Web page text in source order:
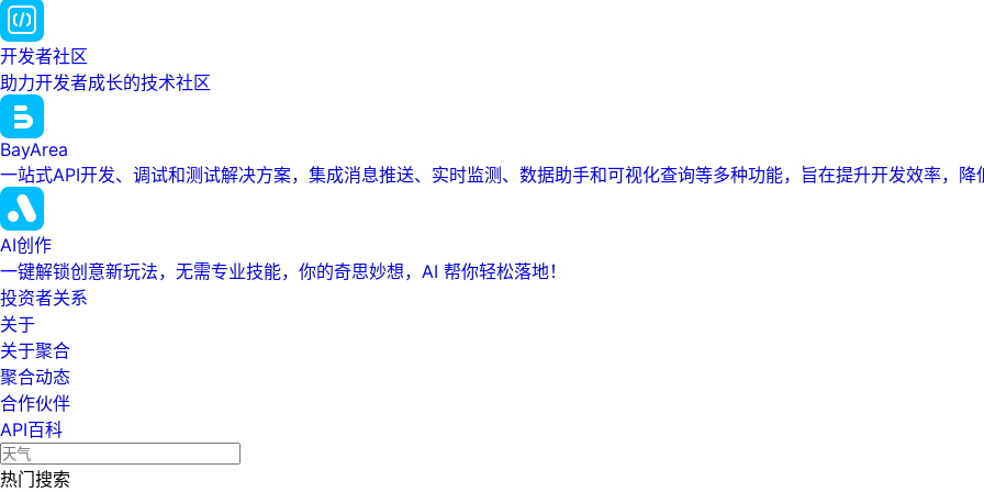
开发者社区
助力开发者成长的技术社区
BayArea
一站式API开发、调试和测试解决方案，集成消息推送、实时监测、数据助手和可视化查询等多种功能，旨在提升开发效率，降
AI创作
一键解锁创意新玩法，无需专业技能，你的奇思妙想，AI 帮你轻松落地！
投资者关系
关于
关于聚合
聚合动态
合作伙伴
API百科
热门搜索